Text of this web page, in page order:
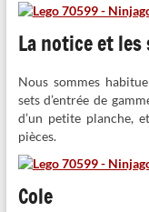
La notice et
Nous sommes
sets d’entrée de
d’un petite planche,
pièces.
Cole